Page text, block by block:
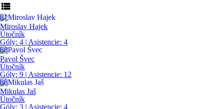
view_list
81
Miroslav Hajek
Útočník
Góly: 4 | Asistencie: 4
88
Pavol Švec
Útočník
Góly: 9 | Asistencie: 12
86
Mikulas Jaš
Útočník
Góly: 3 | Asistencie: 4